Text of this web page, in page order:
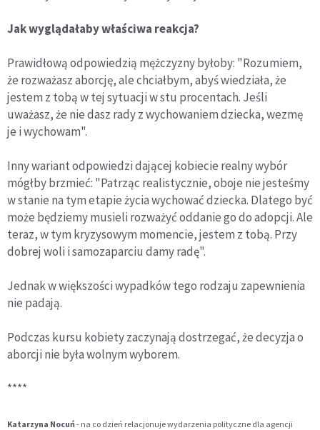
Jak wyglądałaby właściwa reakcja?
Prawidłową odpowiedzią mężczyzny byłoby: "Rozumiem,
że rozważasz aborcję, ale chciałbym, abyś wiedziała, że
jestem z tobą w tej sytuacji w stu procentach. Jeśli
uważasz, że nie dasz rady z wychowaniem dziecka, wezmę
je i wychowam".
Inny wariant odpowiedzi dającej kobiecie realny wybór
mógłby brzmieć: "Patrząc realistycznie, oboje nie jesteśmy
w stanie na tym etapie życia wychować dziecka. Dlatego być
może będziemy musieli rozważyć oddanie go do adopcji. Ale
teraz, w tym kryzysowym momencie, jestem z tobą. Przy
dobrej woli i samozaparciu damy radę".
Jednak w większości wypadków tego rodzaju zapewnienia
nie padają.
Podczas kursu kobiety zaczynają dostrzegać, że decyzja o
aborcji nie była wolnym wyborem.
****
Katarzyna Nocuń- na co dzień relacjonuje wydarzenia polityczne dla agencji